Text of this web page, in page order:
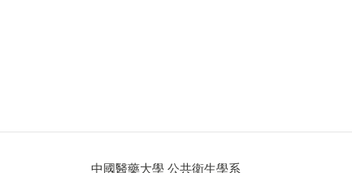
中國醫藥大學 公共衛生學系